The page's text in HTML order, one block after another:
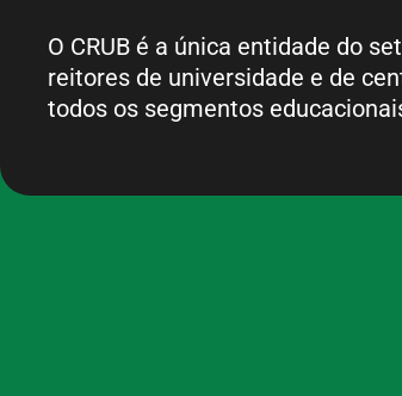
O CRUB é a única entidade do
reitores de universidade e de
todos os segmentos